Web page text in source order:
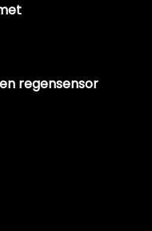
regensensor